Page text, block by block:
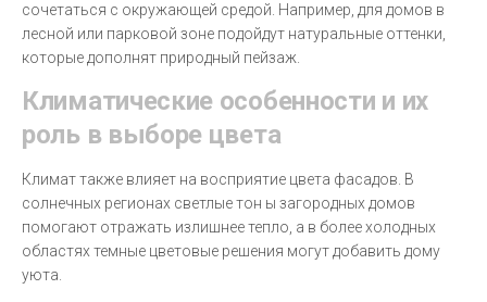
сочетаться с окружающей средой. Например, для домов в
лесной или парковой зоне подойдут натуральные оттенки,
которые дополнят природный пейзаж.
Климатические особенности и их
роль в выборе цвета
Климат также влияет на восприятие цвета фасадов. В
солнечных регионах светлые тон ы загородных домов
помогают отражать излишнее тепло, а в более холодных
областях темные цветовые решения могут добавить дому
уюта.